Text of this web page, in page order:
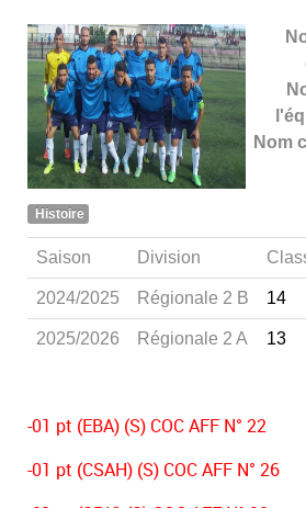
Nom
Histoire
Saison Division
2024/2025 Régionale 2 B 14
2025/2026 Régionale 2 A 13
-01 pt (EBA) (S) COC AFF N° 22
-01 pt (CSAH) (S) COC AFF N° 26